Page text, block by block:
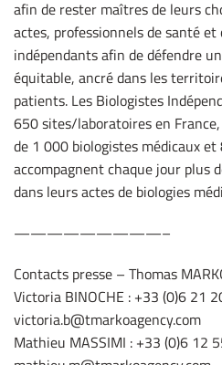
afin de rester maîtres de leurs
actes, professionnels de santé et
indépendants afin de défendre
équitable, ancré dans les
patients. Les Biologistes
650 sites/laboratoires en
de 1 000 biologistes médicaux
accompagnent chaque jour plus
dans leurs actes de biologies
—————————–
Contacts presse – Thomas
Victoria BINOCHE : +33 (0)6 21
victoria.b@tmarkoagency.com
Mathieu MASSIMI : +33 (0)6 12